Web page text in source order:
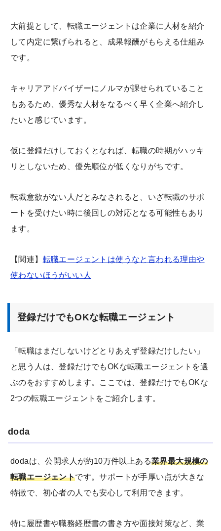
大前提として、転職エージェントは企業に人材を紹介
して内定に繋げられると、成果報酬がもらえる仕組み
です。
キャリアアドバイザーにノルマが課せられていること
もあるため、優秀な人材をなるべく早く企業へ紹介し
たいと感じています。
仮に登録だけしておくとなれば、転職の時期がハッキ
リとしないため、優先順位が低くなりがちです。
転職意欲がない人だとみなされると、いざ転職のサポ
ートを受けたい時に後回しの対応となる可能性もあり
ます。
【関連】 転職エージェントは使うなと言われる理由や
使わないほうがいい人
登録だけでもOKな転職エージェント
「転職はまだしないけどとりあえず登録だけしたい」
と思う人は、登録だけでもOKな転職エージェントを選
ぶのをおすすめします。ここでは、登録だけでもOKな
2つの転職エージェントをご紹介します。
doda
dodaは、公開求人が約10万件以上ある業界最大規模の
転職エージェントです。サポートが手厚い点が大きな
特徴で、初心者の人でも安心して利用できます。
特に履歴書や職務経歴書の書き方や面接対策など、業